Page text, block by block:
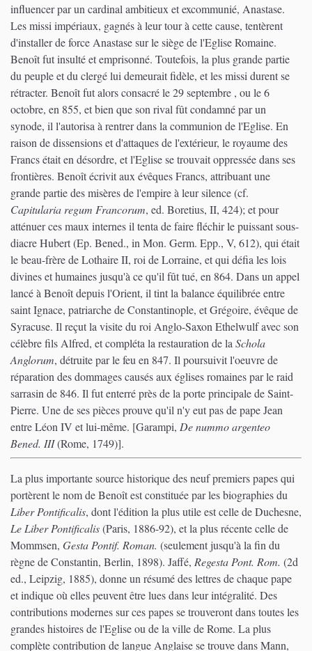
influencer par un cardinal ambitieux et excommunié, Anastase.
Les missi impériaux, gagnés à leur tour à cette cause, tentèrent
d'installer de force Anastase sur le siège de l'Eglise Romaine.
Benoît fut insulté et emprisonné. Toutefois, la plus grande partie
du peuple et du clergé lui demeurait fidèle, et les missi durent se
rétracter. Benoît fut alors consacré le 29 septembre , ou le 6
octobre, en 855, et bien que son rival fût condamné par un
synode, il l'autorisa à rentrer dans la communion de l'Eglise. En
raison de dissensions et d'attaques de l'extérieur, le royaume des
Francs était en désordre, et l'Eglise se trouvait oppressée dans ses
frontières. Benoît écrivit aux évêques Francs, attribuant une
grande partie des misères de l'empire à leur silence (cf.
Capitularia regum Francorum, ed. Boretius, II, 424); et pour
atténuer ces maux internes il tenta de faire fléchir le puissant sous-
diacre Hubert (Ep. Bened., in Mon. Germ. Epp., V, 612), qui était
le beau-frère de Lothaire II, roi de Lorraine, et qui défia les lois
divines et humaines jusqu'à ce qu'il fût tué, en 864. Dans un appel
lancé à Benoît depuis l'Orient, il tint la balance équilibrée entre
saint Ignace, patriarche de Constantinople, et Grégoire, évêque de
Syracuse. Il reçut la visite du roi Anglo-Saxon Ethelwulf avec son
célèbre fils Alfred, et compléta la restauration de la Schola
Anglorum, détruite par le feu en 847. Il poursuivit l'oeuvre de
réparation des dommages causés aux églises romaines par le raid
sarrasin de 846. Il fut enterré près de la porte principale de Saint-
Pierre. Une de ses pièces prouve qu'il n'y eut pas de pape Jean
entre Léon IV et lui-même. [Garampi, De nummo argenteo
Bened. III(Rome, 1749)].
La plus importante source historique des neuf premiers papes qui
portèrent le nom de Benoît est constituée par les biographies du
Liber Pontificalis, dont l'édition la plus utile est celle de Duchesne,
Le Liber Pontificalis(Paris, 1886-92), et la plus récente celle de
Mommsen, Gesta Pontif. Roman. (seulement jusqu'à la fin du
règne de Constantin, Berlin, 1898). Jaffé, Regesta Pont. Rom. (2d
ed., Leipzig, 1885), donne un résumé des lettres de chaque pape
et indique où elles peuvent être lues dans leur intégralité. Des
contributions modernes sur ces papes se trouveront dans toutes les
grandes histoires de l'Eglise ou de la ville de Rome. La plus
complète contribution de langue Anglaise se trouve dans Mann,